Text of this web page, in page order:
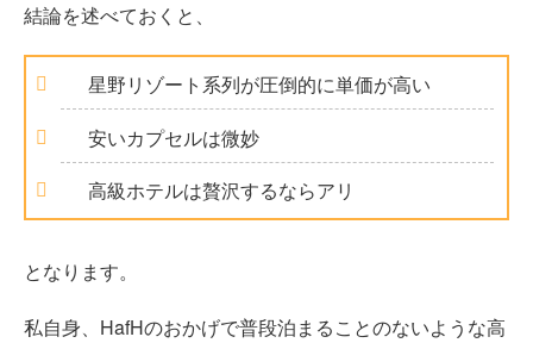
結論を述べておくと、
星野リゾート系列が圧倒的に単価が高い
安いカプセルは微妙
高級ホテルは贅沢するならアリ
となります。
私自身、HafHのおかげで普段泊まることのないような高